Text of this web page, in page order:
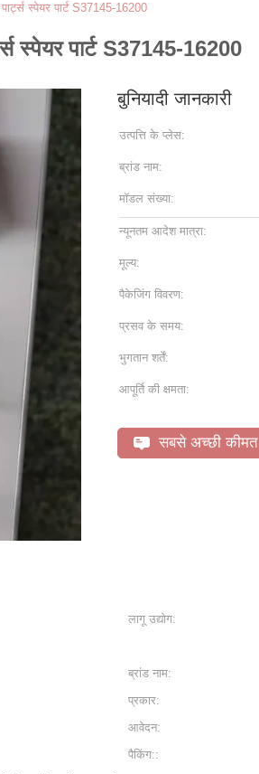
स्पेयर पार्ट S37145-16200
स्पेयर पार्ट S37145-16200
बुनियादी जानकारी
उत्पत्ति के प्लेस:
ब्रांड नाम:
मॉडल संख्या:
न्यूनतम आदेश मात्रा:
मूल्य:
पैकेजिंग विवरण:
प्रसव के समय:
भुगतान शर्तें:
आपूर्ति की क्षमता:
सबसे अच्छी कीमत
लागू उद्योग:
ब्रांड नाम:
प्रकार:
आवेदन:
पैकिंग::